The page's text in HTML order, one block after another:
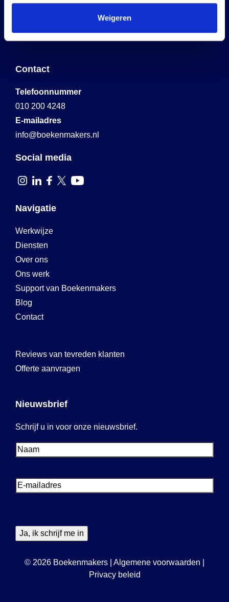
Weigeren
Horsten 1
(Op afspraak)
Contact
Telefoonnummer
010 200 4248
E-mailadres
info@boekenmakers.nl
Social media
Navigatie
Werkwijze
Diensten
Over ons
Ons werk
Support van Boekenmakers
Blog
Contact
Reviews van tevreden klanten
Offerte aanvragen
Nieuwsbrief
Schrijf u in voor onze nieuwsbrief.
Voornaam
E-
mailadres
© 2026 Boekenmakers Algemene voorwaarden
Privacy beleid